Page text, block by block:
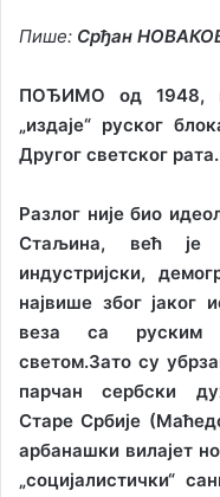
Пише: Срђан
ПОЂИМО од 1948,
„издаје“ руског
Другог светског рата.
Разлог није био
Стаљина, већ је
индустријски,
највише због јаког
веза са руским
светом.Зато су
парчан сербски
Старе Србије
арбанашки вилајет
„социјалистички“